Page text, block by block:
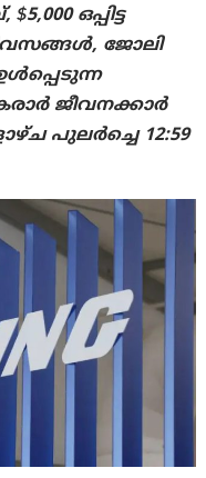
ഒപ്പിട്ട
ജോലി
ജീവനക്കാര്‍
പുലർച്ചെ 12:59